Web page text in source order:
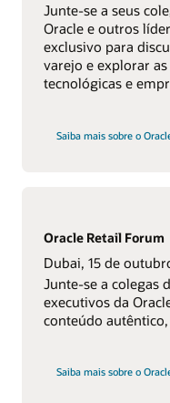
Junte-se a seus
Oracle e outros
exclusivo para
varejo e explorar
tecnológicas e
Saiba mais sobre o
Oracle Retail Forum
Dubai, 15 de
Junte-se a colegas
executivos da
conteúdo
Saiba mais sobre o